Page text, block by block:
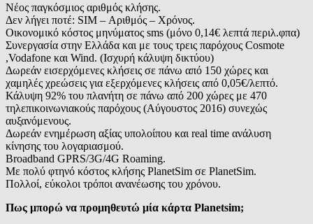
Νέος παγκόσμιος αριθμός κλήσης.
Δεν λήγει ποτέ: SIM – Αριθμός – Χρόνος.
Οικονομικό κόστος μηνύματος sms (μόνο 0,14€ λεπτά περιλ.φπα)
Συνεργασία στην Ελλάδα και με τους τρεις παρόχους Cosmote
,Vodafone και Wind. (Ισχυρή κάλυψη δικτύου)
Δωρεάν εισερχόμενες κλήσεις σε πάνω από 150 χώρες και
χαμηλές χρεώσεις για εξερχόμενες κλήσεις από 0,05€/λεπτό.
Κάλυψη 92% του πλανήτη σε πάνω από 200 χώρες με 470
τηλεπικοινωνιακούς παρόχους (Αύγουστος 2016) συνεχώς
αυξανόμενους.
Δωρεάν ενημέρωση αξίας υπολοίπου και real time ανάλυση
κίνησης του λογαριασμού.
Broadband GPRS/3G/4G Roaming.
Με πολύ φτηνό κόστος κλήσης PlanetSim σε PlanetSim.
Πολλοί, εύκολοι τρόποι ανανέωσης του χρόνου.
Πως μπορώ να προμηθευτώ μία κάρτα Planetsim;